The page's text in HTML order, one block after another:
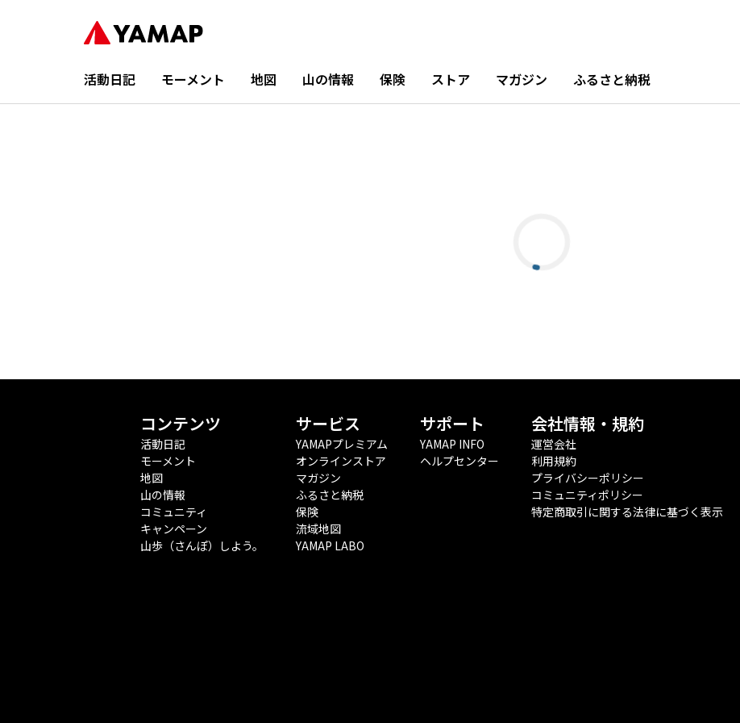
活動日記 モーメント 地図 山の情報 保険 ストア マガジン ふるさと納税
コンテンツ
活動日記
モーメント
地図
山の情報
コミュニティ
キャンペーン
山歩（さんぽ）しよう。
サービス
YAMAPプレミアム
オンラインストア
マガジン
ふるさと納税
保険
流域地図
YAMAP LABO
サポート
YAMAP INFO
ヘルプセンター
会社情報・規約
運営会社
利用規約
プライバシーポリシー
コミュニティポリシー
特定商取引に関する法律に基づく表示